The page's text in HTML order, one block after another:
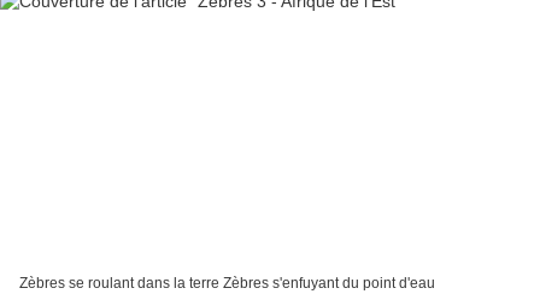
Zèbres se roulant dans la terre Zèbres s'enfuyant du point d'eau